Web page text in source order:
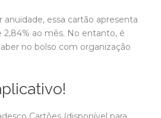
anuidade, essa cartão apresenta
2,84% ao mês. No entanto, é
no bolso com organização